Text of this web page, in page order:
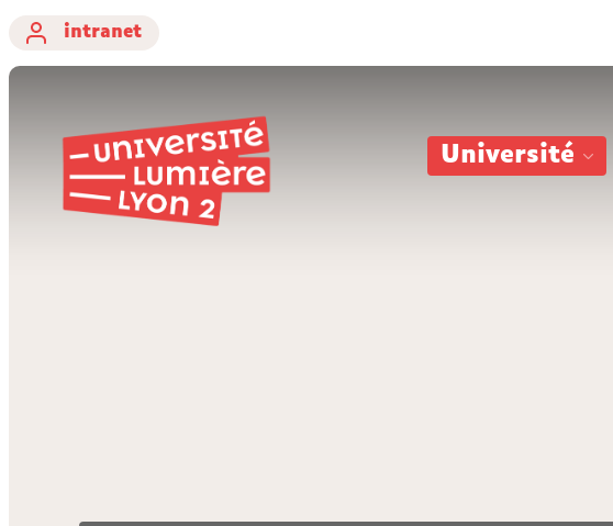
intranet
Université